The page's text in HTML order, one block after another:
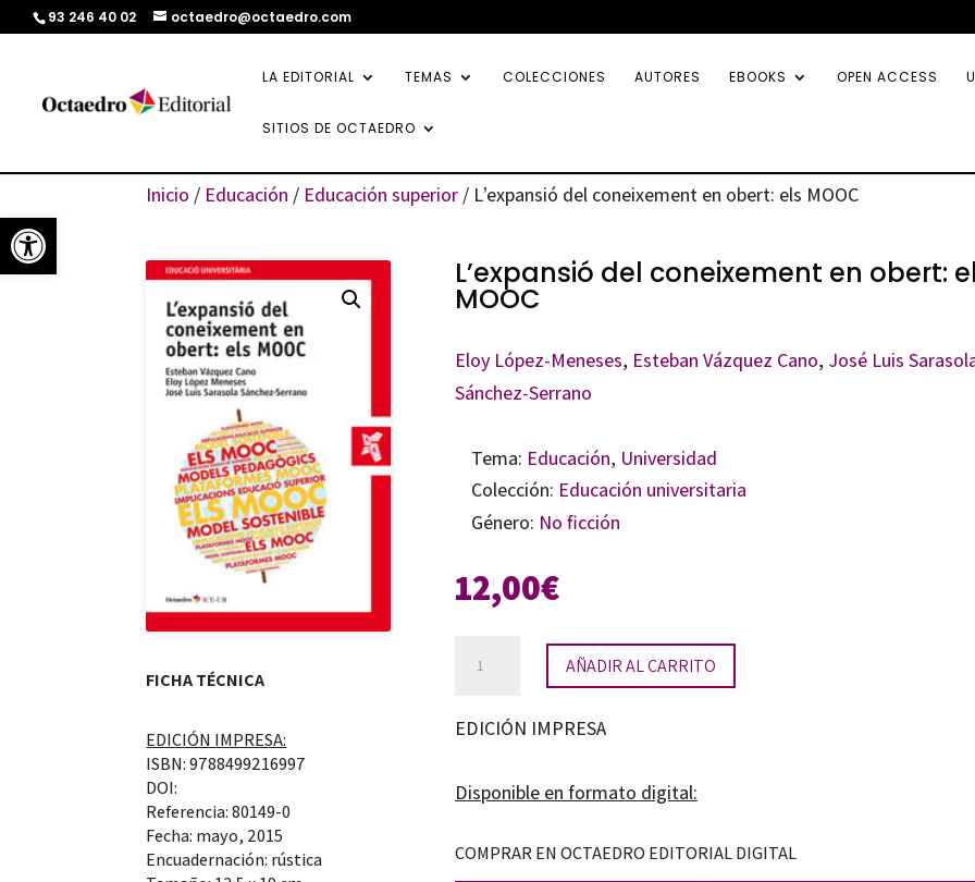
Abrir barra de herramientas
93 246 40 02 octaedro@octaedro.com
LA EDITORIAL TEMAS COLECCIONES AUTORES EBOOKS OPEN ACCESS
SITIOS DE OCTAEDRO
Inicio / Educación / Educación superior / L’expansió del coneixement en obert: els MOOC
FICHA TÉCNICA
EDICIÓN IMPRESA:
ISBN: 9788499216997
DOI:
Referencia: 80149-0
Fecha: mayo, 2015
Encuadernación: rústica
L’expansió del coneixement en obert:
MOOC
Eloy López-Meneses, Esteban Vázquez Cano, José Luis
Sánchez-Serrano
Tema: Educación, Universidad
Colección: Educación universitaria
Género: No ficción
12,00€
coneixement
obert:
MOOC
AÑADIR AL CARRITO
EDICIÓN IMPRESA
Disponible en formato digital:
COMPRAR EN OCTAEDRO EDITORIAL DIGITAL